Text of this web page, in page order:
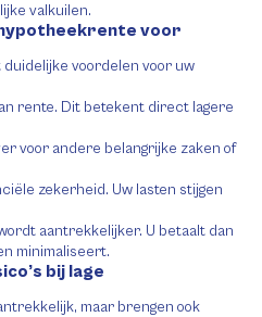
valkuilen.
voor
voordelen voor uw
rente. Dit betekent direct lagere
voor andere belangrijke zaken of
zekerheid. Uw lasten stijgen
aantrekkelijker. U betaalt dan
minimaliseert.
bij lage
maar brengen ook